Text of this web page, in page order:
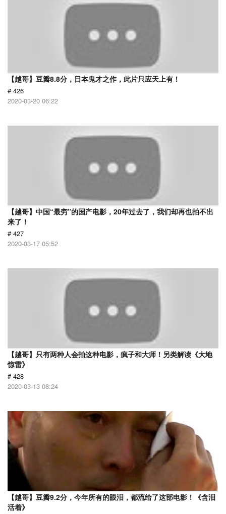
【越哥】豆瓣8.8分，日本鬼才之作，此片只应天上有！
# 426
2020-03-20 06:22
【越哥】中国“最穷”的国产电影，20年过去了，我们却再也拍不出
来了！
# 427
2020-03-17 05:52
【越哥】只有两种人会拍这种电影，疯子和大师！另类解读《大地
惊雷》
# 428
2020-03-13 08:24
【越哥】豆瓣9.2分，今年所有的眼泪，都流给了这部电影！《含泪
活着》